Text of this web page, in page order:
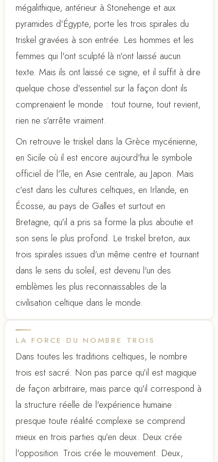
mégalithique, antérieur à Stonehenge et aux
pyramides d'Égypte, porte les trois spirales du
triskel gravées à son entrée. Les hommes et les
femmes qui l'ont sculpté là n'ont laissé aucun
texte. Mais ils ont laissé ce signe, et il suffit à dire
quelque chose d'essentiel sur la façon dont ils
comprenaient le monde : tout tourne, tout revient,
rien ne s'arrête vraiment.
On retrouve le triskel dans la Grèce mycénienne,
en Sicile où il est encore aujourd'hui le symbole
officiel de l'île, en Asie centrale, au Japon. Mais
c'est dans les cultures celtiques, en Irlande, en
Écosse, au pays de Galles et surtout en
Bretagne, qu'il a pris sa forme la plus aboutie et
son sens le plus profond. Le triskel breton, aux
trois spirales issues d'un même centre et tournant
dans le sens du soleil, est devenu l'un des
emblèmes les plus reconnaissables de la
civilisation celtique dans le monde.
LA FORCE DU NOMBRE TROIS
Dans toutes les traditions celtiques, le nombre
trois est sacré. Non pas parce qu'il est magique
de façon arbitraire, mais parce qu'il correspond à
la structure réelle de l'expérience humaine :
presque toute réalité complexe se comprend
mieux en trois parties qu'en deux. Deux crée
l'opposition. Trois crée le mouvement. Deux,